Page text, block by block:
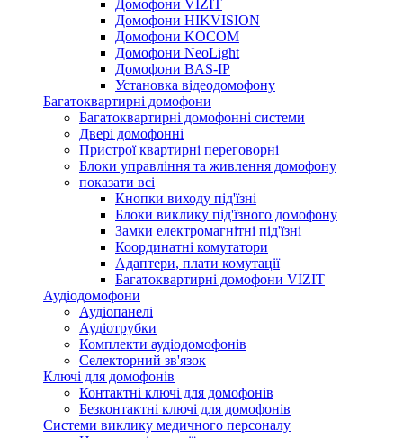
Домофони VIZIT
Домофони HIKVISION
Домофони KOCOM
Домофони NeoLight
Домофони BAS-IP
Установка відеодомофону
Багатоквартирні домофони
Багатоквартирні домофонні системи
Двері домофонні
Пристрої квартирні переговорні
Блоки управління та живлення домофону
показати всі
Кнопки виходу під'їзні
Блоки виклику під'їзного домофону
Замки електромагнітні під'їзні
Координатні комутатори
Адаптери, плати комутації
Багатоквартирні домофони VIZIT
Аудіодомофони
Аудіопанелі
Аудіотрубки
Комплекти аудіодомофонів
Селекторний зв'язок
Ключі для домофонів
Контактні ключі для домофонів
Безконтактні ключі для домофонів
Системи виклику медичного персоналу